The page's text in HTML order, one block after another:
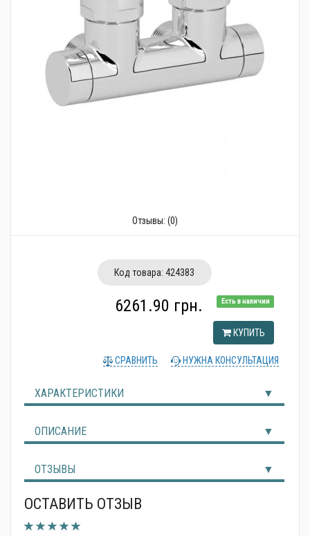
Отзывы: (0)
Код товара: 424383
Есть в наличии
6261.90 грн.
КУПИТЬ
СРАВНИТЬ НУЖНА КОНСУЛЬТАЦИЯ
ХАРАКТЕРИСТИКИ
ОПИСАНИЕ
ОТЗЫВЫ
ОСТАВИТЬ ОТЗЫВ
Трубопроводная арматура
Канализация
Насосное оборудование
Стабилизаторы, аккумуляторы, генераторы